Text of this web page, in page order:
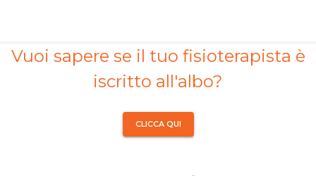
Vuoi sapere se il tuo fisioterapista è
iscritto all'albo?
CLICCA QUI